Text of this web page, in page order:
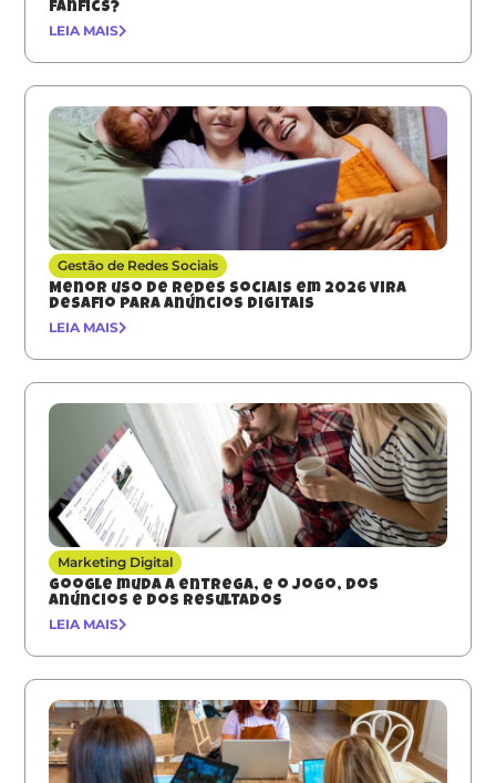
fanfics?
LEIA MAIS
Gestão de Redes Sociais
Menor uso de redes sociais em 2026 vira
desafio para anúncios digitais
LEIA MAIS
Marketing Digital
Google muda a entrega, e o jogo, dos
anúncios e dos resultados
LEIA MAIS